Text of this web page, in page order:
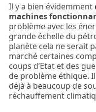
Il y a bien évidemment
machines
problème avec les
grande échelle du
planète cela ne serait
marché certaines
coups d’Etat et des
de problème éthique.
déjà à beaucoup de
réchauffement